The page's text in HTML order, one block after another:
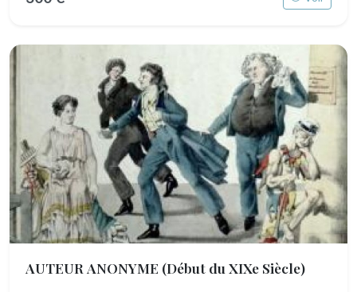
AUTEUR ANONYME (Début du XIXe Siècle)